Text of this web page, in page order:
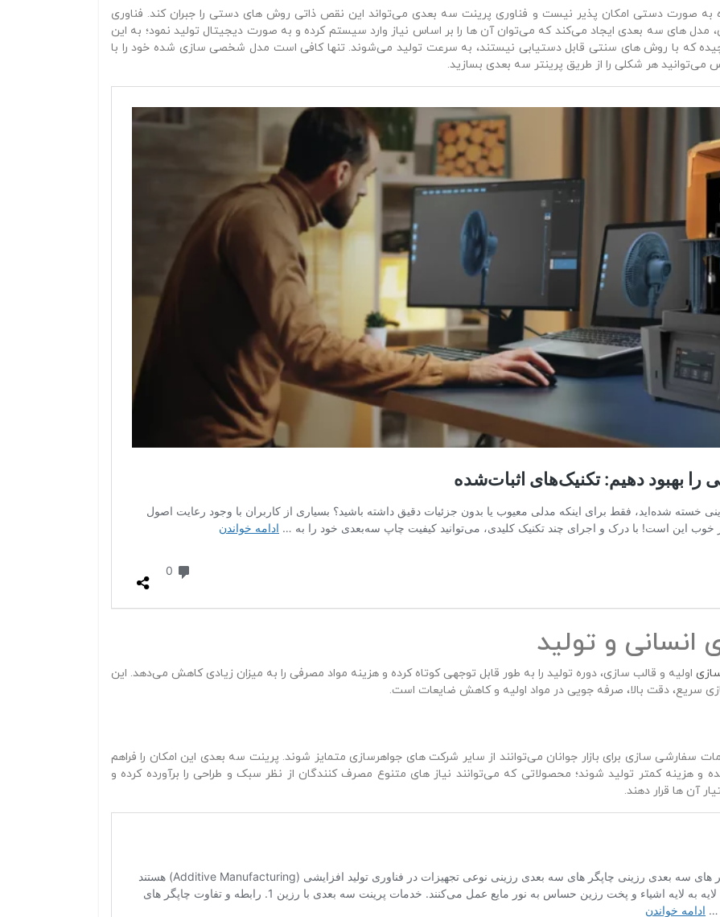
به‌ صورت دستی امکان‌ پذیر نیست و فناوری پرینت سه‌ بعدی می‌تواند این نقص ذاتی روش‌ های دستی را جبران کند. فناوری
مدل‌ های سه‌ بعدی ایجاد می‌کند که می‌توان آن‌ ها را بر اساس نیاز وارد سیستم کرده و به‌ صورت دیجیتال تولید نمود؛ به این
که با روش‌ های سنتی قابل دستیابی نیستند، به‌ سرعت تولید می‌شوند. تنها کافی است مدل شخصی‌ سازی‌ شده خود را با
هر شکلی را از طریق پرینتر سه‌ بعدی بسازید.
و تولید
اولیه و قالب‌ سازی، دوره تولید را به‌ طور قابل‌ توجهی کوتاه کرده و هزینه مواد مصرفی را به میزان زیادی کاهش می‌دهد. این
سریع، دقت بالا، صرفه‌ جویی در مواد اولیه و کاهش ضایعات است.
سفارشی‌ سازی برای بازار جوانان می‌توانند از سایر شرکت‌ های جواهرسازی متمایز شوند. پرینت سه‌ بعدی این امکان را فراهم
کمتر تولید شوند؛ محصولاتی که می‌توانند نیاز های متنوع مصرف‌ کنندگان از نظر سبک و طراحی را برآورده کرده و
آن‌ ها قرار دهند.